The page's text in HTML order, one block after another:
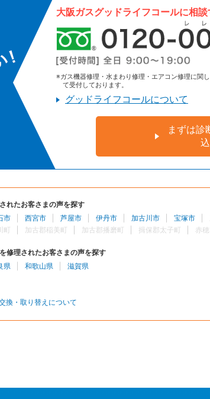
大阪ガスグッドライフコールに相談
※ガス機器修理・水まわり修理・エアコン修理に関
て受付しております。
グッドライフコールについて
まずは診
れたお客さまの声を探す
市
西宮市 芦屋市 伊丹市 加古川市 宝塚市
加古郡稲美町 加古郡播磨町 揖保郡太子町 赤穂
修理されたお客さまの声を探す
県
和歌山県 滋賀県
換・取り替えについて